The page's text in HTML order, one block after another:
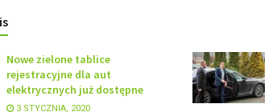
Nowe zielone tablice
rejestracyjne dla aut
elektrycznych już dostępne
3 STYCZNIA, 2020